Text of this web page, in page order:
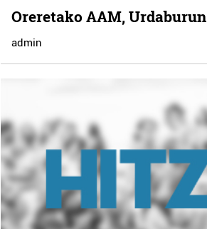
Oreretako AAM, Urdaburun
admin